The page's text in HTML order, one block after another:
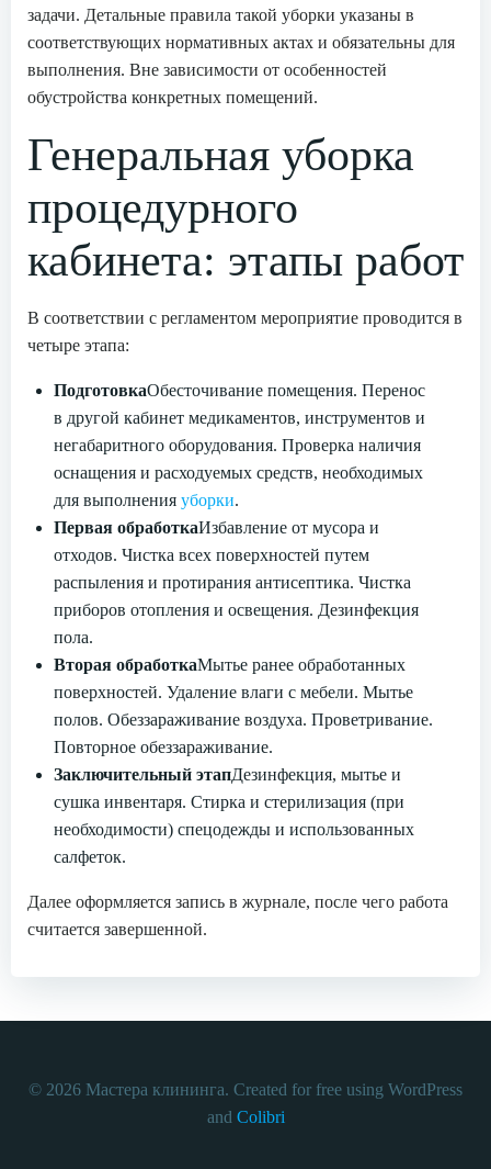
задачи. Детальные правила такой уборки указаны в
соответствующих нормативных актах и обязательны для
выполнения. Вне зависимости от особенностей
обустройства конкретных помещений.
Генеральная уборка
процедурного
кабинета: этапы работ
В соответствии с регламентом мероприятие проводится в
четыре этапа:
ПодготовкаОбесточивание помещения. Перенос
в другой кабинет медикаментов, инструментов и
негабаритного оборудования. Проверка наличия
оснащения и расходуемых средств, необходимых
для выполнения уборки.
Первая обработкаИзбавление от мусора и
отходов. Чистка всех поверхностей путем
распыления и протирания антисептика. Чистка
приборов отопления и освещения. Дезинфекция
пола.
Вторая обработкаМытье ранее обработанных
поверхностей. Удаление влаги с мебели. Мытье
полов. Обеззараживание воздуха. Проветривание.
Повторное обеззараживание.
Заключительный этапДезинфекция, мытье и
сушка инвентаря. Стирка и стерилизация (при
необходимости) спецодежды и использованных
салфеток.
Далее оформляется запись в журнале, после чего работа
считается завершенной.
© 2026 Мастера клининга. Created for free using WordPress
and Colibri